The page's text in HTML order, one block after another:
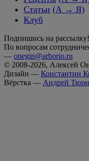
Статьи (А → Я)
Клуб
Подпишись на рассылку!
По вопросам
— onegin@arborio.ru
© 2008-2026, Алексей
Дизайн — Константин
Вёрстка — Андрей